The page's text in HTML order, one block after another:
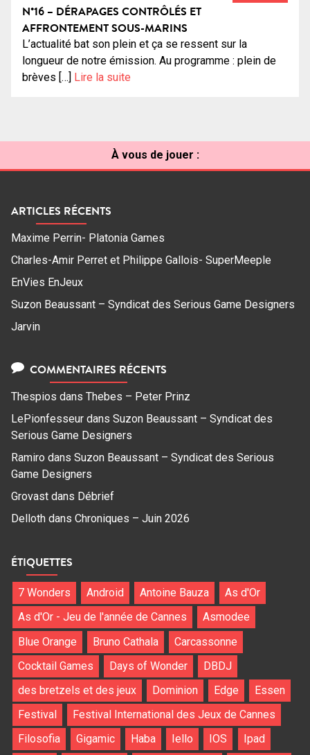
N°16 – DÉRAPAGES CONTRÔLÉS ET
AFFRONTEMENT SOUS-MARINS
L’actualité bat son plein et ça se ressent sur la
longueur de notre émission. Au programme : plein de
brèves […] Lire la suite
À vous de jouer :
ARTICLES RÉCENTS
Maxime Perrin- Platonia Games
Charles-Amir Perret et Philippe Gallois- SuperMeeple
EnVies EnJeux
Suzon Beaussant – Syndicat des Serious Game Designers
Jarvin
COMMENTAIRES RÉCENTS
Thespios dans Thebes – Peter Prinz
LePionfesseur dans Suzon Beaussant – Syndicat des
Serious Game Designers
Ramiro dans Suzon Beaussant – Syndicat des Serious
Game Designers
Grovast dans Débrief
Delloth dans Chroniques – Juin 2026
ÉTIQUETTES
7 Wonders Android Antoine Bauza
As d'Or
As d'Or - Jeu de l'année de Cannes
Asmodee
Blue Orange
Bruno Cathala
Carcassonne
Cocktail Games
Days of Wonder
DBDJ
des bretzels et des jeux
Dominion Edge
Essen
Festival
Festival International des Jeux de Cannes
Filosofia
Gigamic Haba Iello IOS Ipad